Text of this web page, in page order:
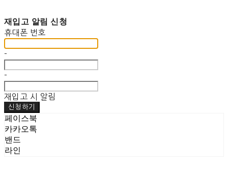
재입고 알림 신청
휴대폰 번호
-
-
재입고 시 알림
신청하기
페이스북
카카오톡
밴드
라인